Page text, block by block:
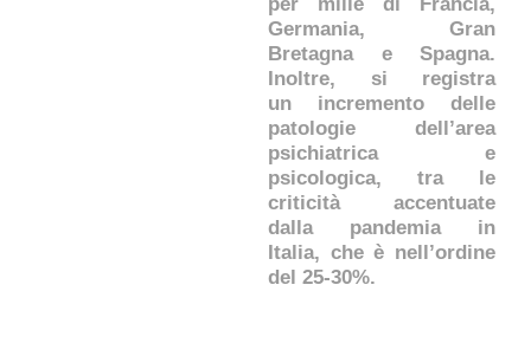
Germania, Gran
Bretagna e Spagna.
Inoltre, si registra
un incremento delle
patologie dell’area
psichiatrica e
psicologica, tra le
criticità accentuate
dalla pandemia in
Italia, che è nell’ordine
del 25-30%.